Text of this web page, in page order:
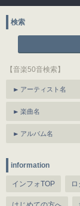
検索
【音楽50音検索】
アーティスト名
楽曲名
アルバム名
information
インフォTOP